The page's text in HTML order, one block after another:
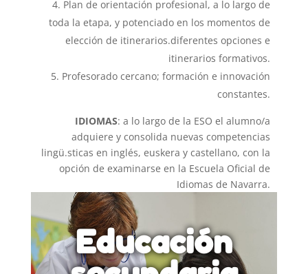
Plan de orientación profesional, a lo largo de
toda la etapa, y potenciado en los momentos de
elección de itinerarios.diferentes opciones e
itinerarios formativos.
Profesorado cercano; formación e innovación
constantes.
IDIOMAS: a lo largo de la ESO el alumno/a
adquiere y consolida nuevas competencias
lingü.sticas en inglés, euskera y castellano, con la
opción de examinarse en la Escuela Oficial de
Idiomas de Navarra.
Educación